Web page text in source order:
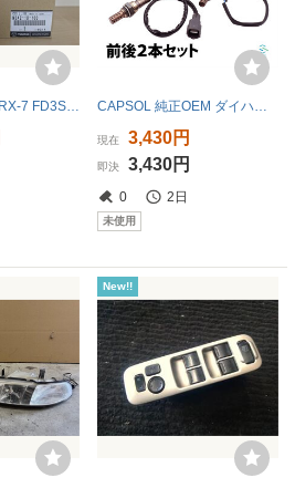
新品 マツダ純正 RX-7 FD3S イグニッションコイル 3本セット CAPSOL 純正OEM ダイハツ ミラアヴィ L260S O2センサー ラムダセンサー 空燃比センサー エキマニ エキパイ セット 89465-97212
現在 3,430円
即決 3,430円
0 2日
未使用
New!!